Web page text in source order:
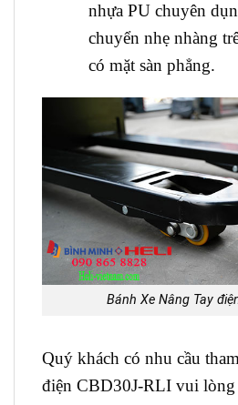
nhựa PU chuyên
chuyển nhẹ nhàng
có mặt sàn phẳng.
Bánh Xe Nâng Tay
Quý khách có nhu cầu
điện CBD30J-RLI vui lòng